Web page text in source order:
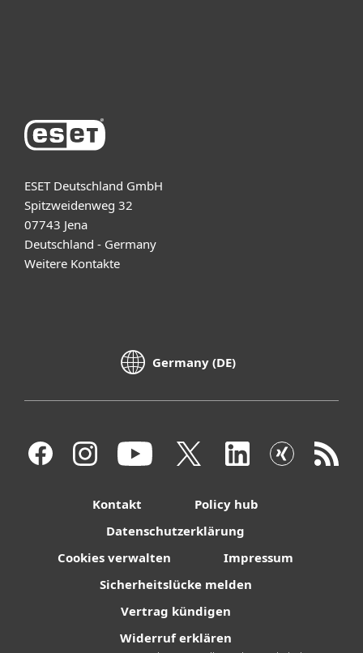
ESET Deutschland GmbH
Spitzweidenweg 32
07743 Jena
Deutschland - Germany
Weitere Kontakte
Germany (DE)
Kontakt
Policy hub
Datenschutzerklärung
Cookies verwalten
Impressum
Sicherheitslücke melden
Vertrag kündigen
Widerruf erklären